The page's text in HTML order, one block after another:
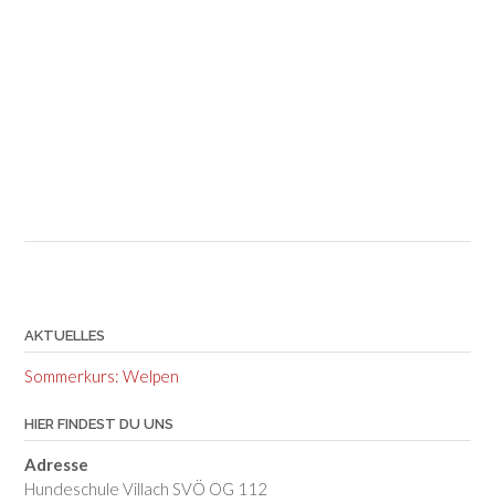
AKTUELLES
Sommerkurs: Welpen
HIER FINDEST DU UNS
Adresse
Hundeschule Villach SVÖ OG 112